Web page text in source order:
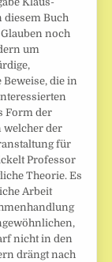
diesem Buch
noch
um
die in
Form der
welcher der
für
Professor
Theorie. Es
Arbeit
nicht in den
drängt nach